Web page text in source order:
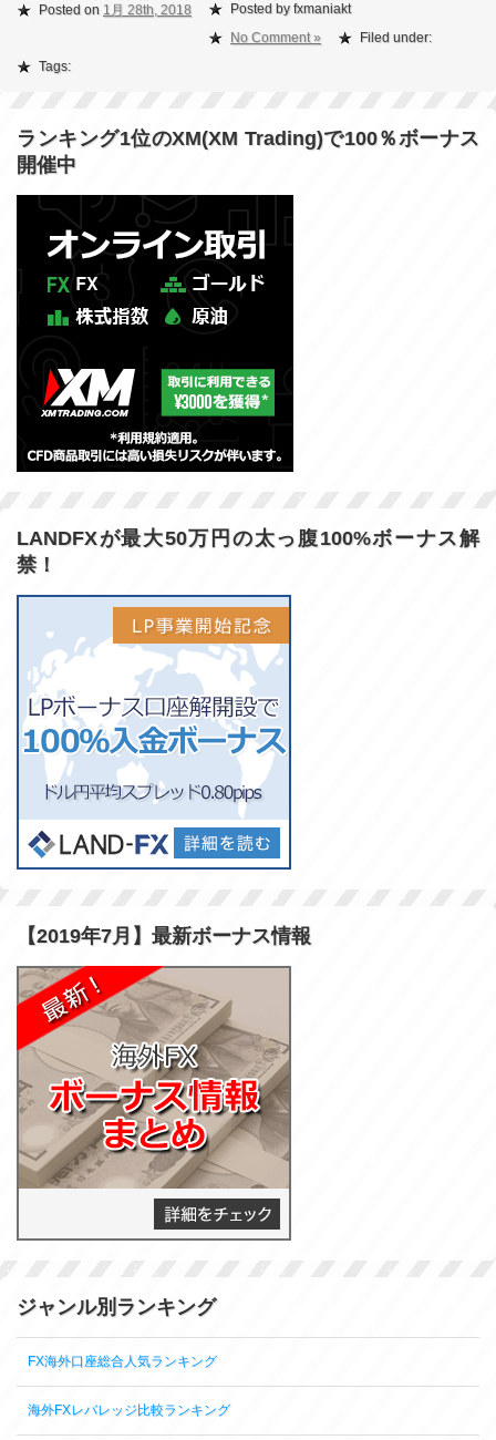
Posted on 1月 28th, 2018
Posted by fxmaniakt
No Comment »
Filed under:
Tags:
ランキング1位のXM(XM Trading)で100％ボーナス
開催中
LANDFXが最大50万円の太っ腹100%ボーナス解
禁！
【2019年7月】最新ボーナス情報
ジャンル別ランキング
FX海外口座総合人気ランキング
海外FXレバレッジ比較ランキング